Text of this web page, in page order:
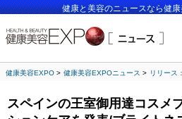
健康と美容のニュースなら健
健康美容EXPO 健康美容EXPOニュース リリース
スペインの王室御用達コスメ